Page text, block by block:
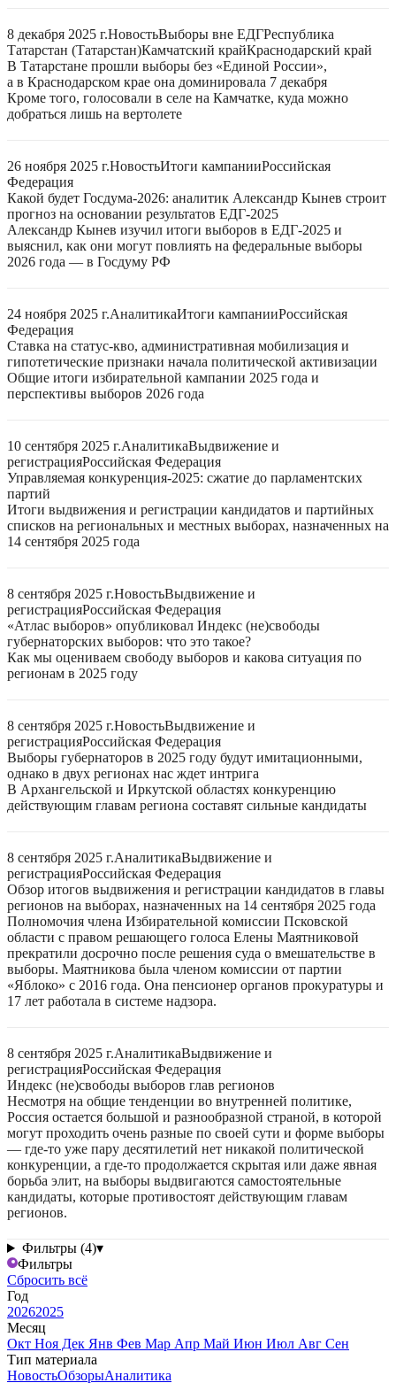
8 декабря 2025 г.НовостьВыборы вне ЕДГРеспублика
Татарстан (Татарстан)Камчатский крайКраснодарский край
В Татарстане прошли выборы без «Единой России»,
а в Краснодарском крае она доминировала 7 декабря
Кроме того, голосовали в селе на Камчатке, куда можно
добраться лишь на вертолете
26 ноября 2025 г.НовостьИтоги кампанииРоссийская
Федерация
Какой будет Госдума-2026: аналитик Александр Кынев строит
прогноз на основании результатов ЕДГ-2025
Александр Кынев изучил итоги выборов в ЕДГ-2025 и
выяснил, как они могут повлиять на федеральные выборы
2026 года — в Госдуму РФ
24 ноября 2025 г.АналитикаИтоги кампанииРоссийская
Федерация
Ставка на статус-кво, административная мобилизация и
гипотетические признаки начала политической активизации
Общие итоги избирательной кампании 2025 года и
перспективы выборов 2026 года
10 сентября 2025 г.АналитикаВыдвижение и
регистрацияРоссийская Федерация
Управляемая конкуренция-2025: сжатие до парламентских
партий
Итоги выдвижения и регистрации кандидатов и партийных
списков на региональных и местных выборах, назначенных на
14 сентября 2025 года
8 сентября 2025 г.НовостьВыдвижение и
регистрацияРоссийская Федерация
«Атлас выборов» опубликовал Индекс (не)свободы
губернаторских выборов: что это такое?
Как мы оцениваем свободу выборов и какова ситуация по
регионам в 2025 году
8 сентября 2025 г.НовостьВыдвижение и
регистрацияРоссийская Федерация
Выборы губернаторов в 2025 году будут имитационными,
однако в двух регионах нас ждет интрига
В Архангельской и Иркутской областях конкуренцию
действующим главам региона составят сильные кандидаты
8 сентября 2025 г.АналитикаВыдвижение и
регистрацияРоссийская Федерация
Обзор итогов выдвижения и регистрации кандидатов в главы
регионов на выборах, назначенных на 14 сентября 2025 года
Полномочия члена Избирательной комиссии Псковской
области с правом решающего голоса Елены Маятниковой
прекратили досрочно после решения суда о вмешательстве в
выборы. Маятникова была членом комиссии от партии
«Яблоко» с 2016 года. Она пенсионер органов прокуратуры и
17 лет работала в системе надзора.
8 сентября 2025 г.АналитикаВыдвижение и
регистрацияРоссийская Федерация
Индекс (не)свободы выборов глав регионов
Несмотря на общие тенденции во внутренней политике,
Россия остается большой и разнообразной страной, в которой
могут проходить очень разные по своей сути и форме выборы
— где-то уже пару десятилетий нет никакой политической
конкуренции, а где-то продолжается скрытая или даже явная
борьба элит, на выборы выдвигаются самостоятельные
кандидаты, которые противостоят действующим главам
регионов.
Фильтры (4)▾
Фильтры
Сбросить всё
Год
20262025
Месяц
Окт Ноя Дек Янв Фев Мар Апр Май Июн Июл Авг Сен
Тип материала
НовостьОбзорыАналитика